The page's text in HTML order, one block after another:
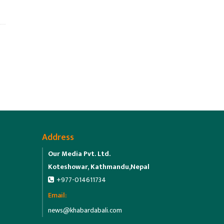
Address
Our Media Pvt. Ltd.
Koteshowar, Kathmandu,Nepal
+977-014611734
Email:
news@khabardabali.com